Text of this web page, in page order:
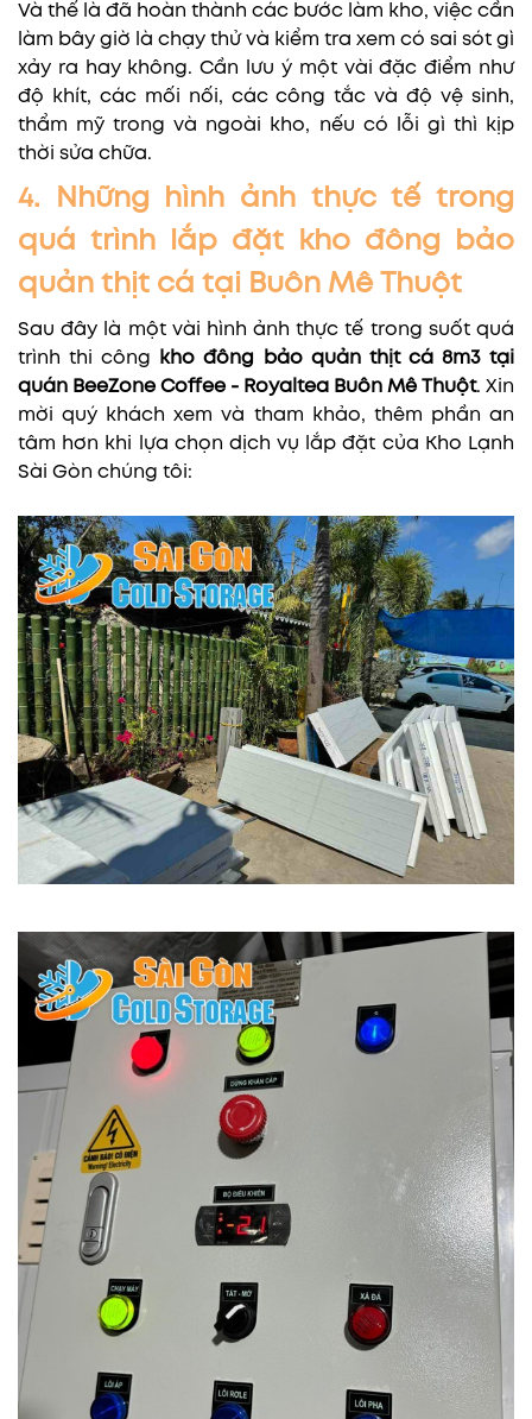
Và thế là đã hoàn thành các bước làm kho, việc cần
làm bây giờ là chạy thử và kiểm tra xem có sai sót gì
xảy ra hay không. Cần lưu ý một vài đặc điểm như
độ khít, các mối nối, các công tắc và độ vệ sinh,
thẩm mỹ trong và ngoài kho, nếu có lỗi gì thì kịp
thời sửa chữa.
4. Những hình ảnh thực tế trong
quá trình lắp đặt kho đông bảo
quản thịt cá tại Buôn Mê Thuột
Sau đây là một vài hình ảnh thực tế trong suốt quá
trình thi công
kho đông bảo quản thịt cá 8m3 tại
quán BeeZone Coffee - Royaltea Buôn Mê Thuột. Xin
mời quý khách xem và tham khảo, thêm phần an
tâm hơn khi lựa chọn dịch vụ lắp đặt của Kho Lạnh
Sài Gòn chúng tôi: